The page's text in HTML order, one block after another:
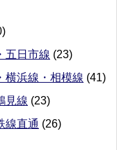
五日市線 (23)
横浜線・相模線 (41)
見線 (23)
線直通 (26)